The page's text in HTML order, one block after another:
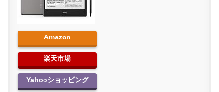
Amazon
楽天市場
Yahooショッピング